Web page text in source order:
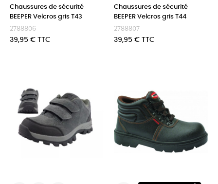
Chaussures de sécurité
BEEPER Velcros gris T43
2788806
Prix
39,95 € TTC
Chaussures de sécurité
BEEPER Velcros gris T44
2788807
Prix
39,95 € TTC